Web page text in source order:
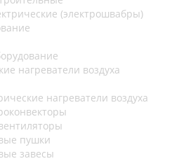
(электрошвабры)
нагреватели воздуха
нагреватели воздуха
пушки
завесы